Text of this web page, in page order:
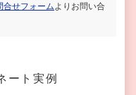
合せフォーム よりお問い合
ート実例